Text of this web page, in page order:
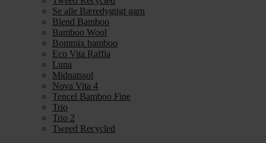
Se alle Bæredygtigt garn
Blend Bamboo
Bamboo Wool
Bommix bamboo
Eco Vita Raffia
Luna
Midnatssol
Nova Vita 4
Tencel Bamboo Fine
Trio
Trio 2
Tweed Recycled